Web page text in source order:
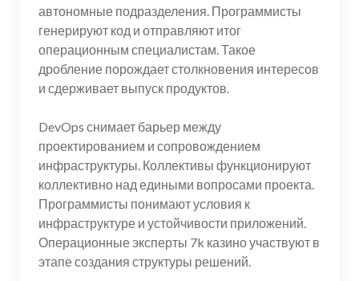
автономные подразделения. Программисты
генерируют код и отправляют итог
операционным специалистам. Такое
дробление порождает столкновения интересов
и сдерживает выпуск продуктов.
DevOps снимает барьер между
проектированием и сопровождением
инфраструктуры. Коллективы функционируют
коллективно над едиными вопросами проекта.
Программисты понимают условия к
инфраструктуре и устойчивости приложений.
Операционные эксперты 7k казино участвуют в
этапе создания структуры решений.